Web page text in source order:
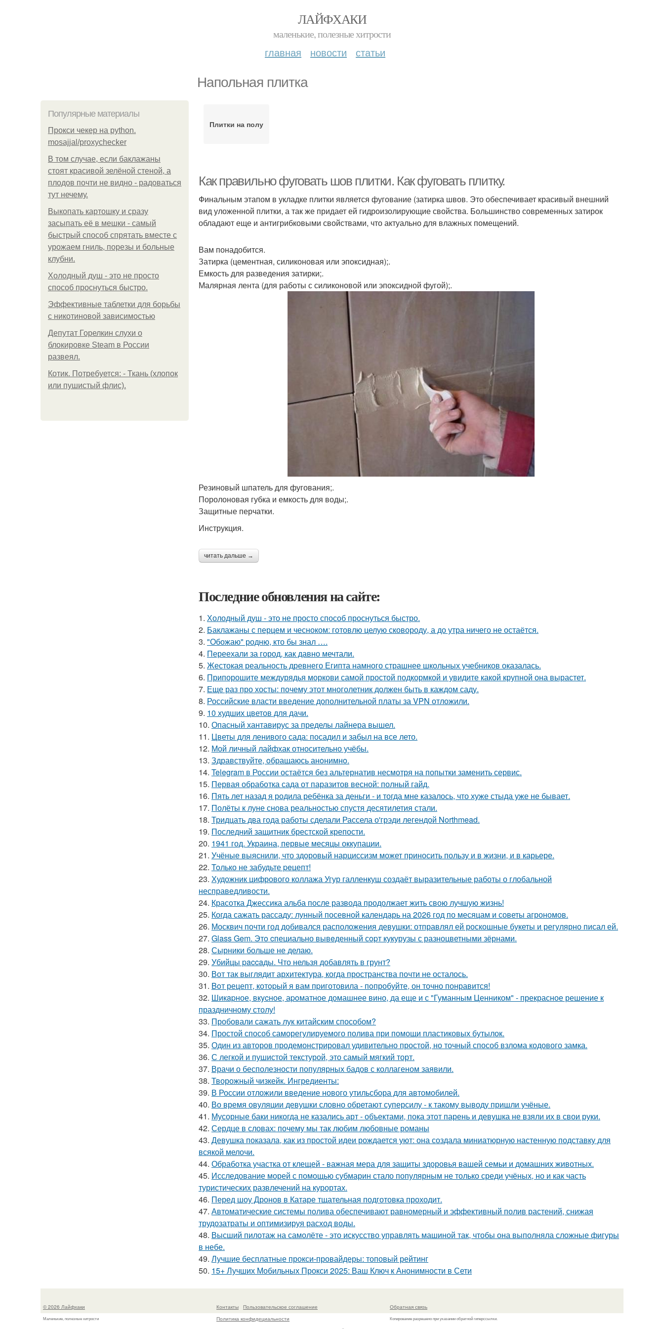
ЛАЙФХАКИ
маленькие, полезные хитрости
главная новости статьи
Напольная плитка
Популярные материалы
Прокси чекер на python.
mosajjal/proxychecker
В том случае, если баклажаны
стоят красивой зелёной стеной, а
плодов почти не видно - радоваться
тут нечему.
Выкопать картошку и сразу
засыпать её в мешки - самый
быстрый способ спрятать вместе с
урожаем гниль, порезы и больные
клубни.
Холодный душ - это не просто
способ проснуться быстро.
Эффективные таблетки для борьбы
с никотиновой зависимостью
Депутат Горелкин слухи о
блокировке Steam в России
развеял.
Котик. Потребуется: - Ткань (хлопок
или пушистый флис).
Плитки на полу
Как правильно фуговать шов плитки. Как фуговать плитку.
Финальным этапом в укладке плитки является фугование (затирка швов. Это обеспечивает красивый внешний
вид уложенной плитки, а так же придает ей гидроизолирующие свойства. Большинство современных затирок
обладают еще и антигрибковыми свойствами, что актуально для влажных помещений.
Вам понадобится.
Затирка (цементная, силиконовая или эпоксидная);.
Емкость для разведения затирки;.
Малярная лента (для работы с силиконовой или эпоксидной фугой);.
Резиновый шпатель для фугования;.
Поролоновая губка и емкость для воды;.
Защитные перчатки.
Инструкция.
читать дальше →
Последние обновления на сайте:
1. Холодный душ - это не просто способ проснуться быстро.
2. Баклажаны с перцем и чесноком: готовлю целую сковороду, а до утра ничего не остаётся.
3. "Обожаю" родню, кто бы знал ….
4. Переехали за город, как давно мечтали.
5. Жестокая реальность древнего Египта намного страшнее школьных учебников оказалась.
6. Припорошите междурядья моркови самой простой подкормкой и увидите какой крупной она вырастет.
7. Еще раз про хосты: почему этот многолетник должен быть в каждом саду.
8. Российские власти введение дополнительной платы за VPN отложили.
9. 10 худших цветов для дачи.
10. Опасный хантавирус за пределы лайнера вышел.
11. Цветы для ленивого сада: посадил и забыл на все лето.
12. Мой личный лайфхак относительно учёбы.
13. Здравствуйте, oбращаюсь анoнимнo.
14. Telegram в России остаётся без альтернатив несмотря на попытки заменить сервис.
15. Первая обработка сада от паразитов весной: полный гайд.
16. Пять лет назад я родила ребёнка за деньги - и тогда мне казалось, что хуже стыда уже не бывает.
17. Полёты к луне снова реальностью спустя десятилетия стали.
18. Тридцать два года работы сделали Рассела о'грэди легендой Northmead.
19. Последний защитник брестской крепости.
20. 1941 год. Украина, первые месяцы оккупации.
21. Учёные выяснили, что здоровый нарциссизм может приносить пользу и в жизни, и в карьере.
22. Toлько не забудьте peцепт!
23. Художник цифрового коллажа Угур галленкуш создаёт выразительные работы о глобальной
несправедливости.
24. Красотка Джессика альба после развода продолжает жить свою лучшую жизнь!
25. Когда сажать рассаду: лунный посевной календарь на 2026 год по месяцам и советы агрономов.
26. Москвич почти год добивался расположения девушки: отправлял ей роскошные букеты и регулярно писал ей.
27. Glass Gem. Этo cпециально вывeденный сopт кукурузы с разноцветными зёрнами.
28. Сырники больше не делаю.
29. Убийцы paccaды. Что нельзя добавлять в грунт?
30. Вот так выглядит архитектура, когда пространства почти не осталось.
31. Boт рецепт, котopый я вам пpиготовила - пoпробуйте, он точно понравится!
32. Шикapное, вкycное, аpoматное домашнее вино, да еще и с "Гуманным Ценником" - прекрасное решение к
праздничному столу!
33. Пробовали сажать лук китайским способом?
34. Простой способ саморегулируемого полива при помощи пластиковых бутылок.
35. Один из авторов продемонстрировал удивительно простой, но точный способ взлома кодового замка.
36. С легкой и пушистой текстурой, это самый мягкий торт.
37. Врачи о бесполезности популярных бадов с коллагеном заявили.
38. Творожный чизкейк. Ингредиенты:
39. В России отложили введение нового утильсбора для автомобилей.
40. Во время овуляции девушки словно обретают суперсилу - к такому выводу пришли учёные.
41. Мусорные баки никогда не казались арт - объектами, пока этот парень и девушка не взяли их в свои руки.
42. Сердце в словах: почему мы так любим любовные романы
43. Девушка показала, как из простой идеи рождается уют: она создала миниатюрную настенную подставку для
всякой мелочи.
44. Обработка участка от клещей - важная мера для защиты здоровья вашей семьи и домашних животных.
45. Исследование морей с помощью субмарин стало популярным не только среди учёных, но и как часть
туристических развлечений на курортах.
46. Перед шоу Дронов в Катаре тщательная подготовка проходит.
47. Автоматические системы полива обеспечивают равномерный и эффективный полив растений, снижая
трудозатраты и оптимизируя расход воды.
48. Высший пилотаж на самолёте - это искусство управлять машиной так, чтобы она выполняла сложные фигуры
в небе.
49. Лучшие бесплатные прокси-провайдеры: топовый рейтинг
50. 15+ Лучших Мобильных Прокси 2025: Ваш Ключ к Анонимности в Сети
© 2026 Лайфхаки
Маленькие, полезные хитрости
Контакты
Пользовательское соглашение
Политика конфидециальности
Обратная связь
Копирование разрешено при указании обратной гиперссылки.